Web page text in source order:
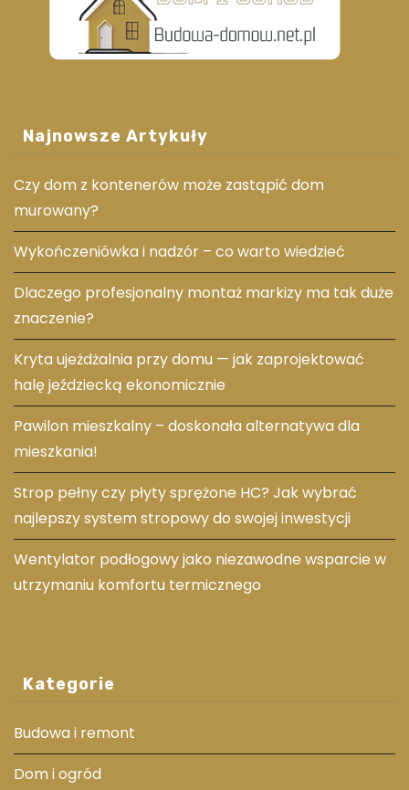
Najnowsze Artykuły
Czy dom z kontenerów może zastąpić dom
murowany?
Wykończeniówka i nadzór – co warto wiedzieć
Dlaczego profesjonalny montaż markizy ma tak duże
znaczenie?
Kryta ujeżdżalnia przy domu — jak zaprojektować
halę jeździecką ekonomicznie
Pawilon mieszkalny – doskonała alternatywa dla
mieszkania!
Strop pełny czy płyty sprężone HC? Jak wybrać
najlepszy system stropowy do swojej inwestycji
Wentylator podłogowy jako niezawodne wsparcie w
utrzymaniu komfortu termicznego
Kategorie
Budowa i remont
Dom i ogród